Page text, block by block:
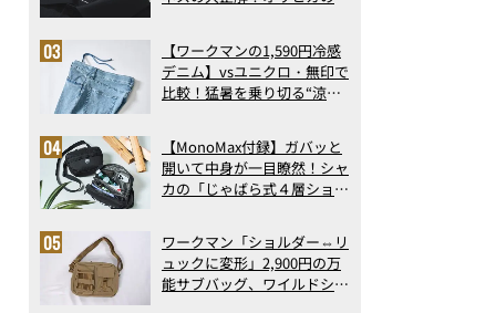
アの実力
【ワークマンの1,590円冷感
デニム】vsユニクロ・無印で
比較！猛暑を乗り切る“涼感
で決定版
【MonoMax付録】ガバッと
開いて中身が一目瞭然！シャ
カの「じゃばら式４層ショル
った！
ワークマン「ショルダー⇔リ
ュックに変形」2,900円の万
能サブバッグ、ワイルドシン